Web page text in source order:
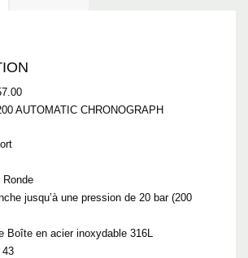
AUTOMATIC CHRONOGRAPH
Ronde
jusqu’à une pression de 20 bar (200
Boîte en acier inoxydable 316L
43